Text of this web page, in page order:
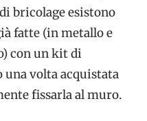
bricolage esistono
fatte (in metallo e
con un kit di
una volta acquistata
fissarla al muro.